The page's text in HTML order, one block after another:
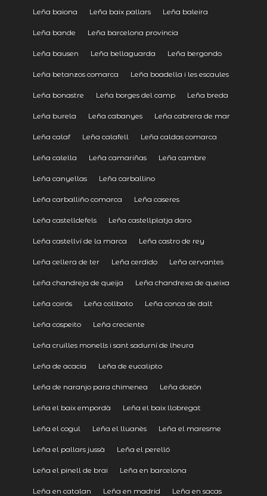
Leña baiona Leña baix pallars Leña baleira
Leña bande Leña barcelona provincia
Leña bausen Leña bellaguarda Leña bergondo
Leña betanzos comarca Leña boadella i les escaules
Leña bonastre Leña borges del camp Leña breda
Leña burela Leña cabanyes Leña cabrera de mar
Leña calaf Leña calafell Leña caldas comarca
Leña calella Leña camariñas Leña cambre
Leña canyellas Leña carballino
Leña carballiño comarca Leña caseres
Leña castelldefels Leña castellplatja daro
Leña castellví de la marca Leña castro de rey
Leña cellera de ter Leña cerdido Leña cervantes
Leña chandreja de queija Leña chandrexa de queixa
Leña coirós Leña collbato Leña conca de dalt
Leña cospeito Leña creciente
Leña cruïlles monells i sant sadurní de lheura
Leña de acacia Leña de eucalipto
Leña de naranjo para chimenea Leña dozón
Leña el baix empordà Leña el baix llobregat
Leña el cogul Leña el lluanès Leña el maresme
Leña el pallars jussà Leña el perelló
Leña el pinell de brai Leña en barcelona
Leña en catalan Leña en madrid Leña en sacas